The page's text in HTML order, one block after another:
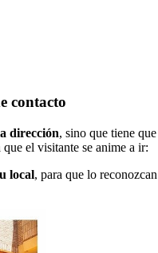
contacto
dirección, sino que tiene que
el visitante se anime a ir:
local, para que lo reconozcan